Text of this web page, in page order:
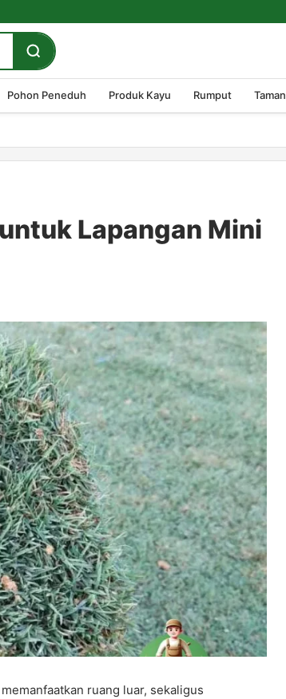
Pohon Peneduh Produk Kayu Rumput Taman
Lapangan Mini
ruang luar, sekaligus